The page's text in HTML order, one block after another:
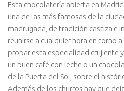
Esta chocolatería abierta en
una de las más famosas de la
madrugada, de tradición castiza e
reunirse a cualquier hora en torno
probar esta especialidad crujiente
un buen café con leche o un
de la Puerta del Sol, sobre el
Además de los churros hay que